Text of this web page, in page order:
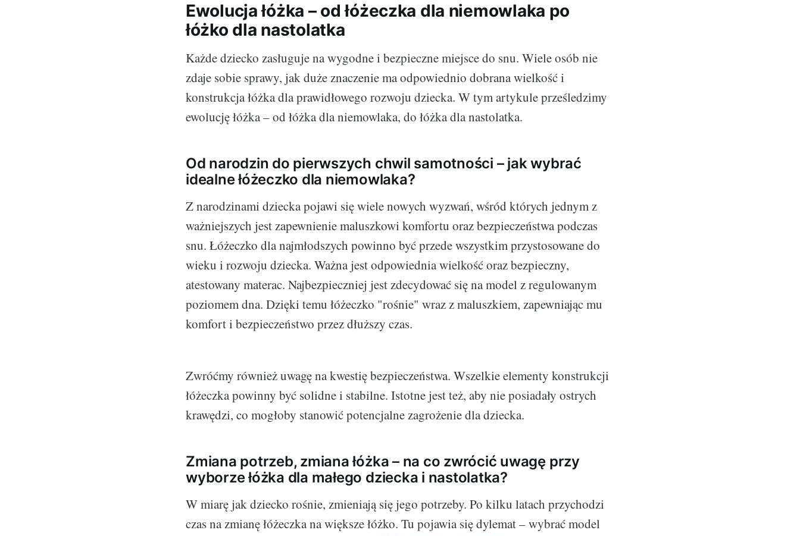
Ewolucja łóżka – od łóżeczka dla niemowlaka po
łóżko dla nastolatka
Każde dziecko zasługuje na wygodne i bezpieczne miejsce do snu. Wiele osób nie
zdaje sobie sprawy, jak duże znaczenie ma odpowiednio dobrana wielkość i
konstrukcja łóżka dla prawidłowego rozwoju dziecka. W tym artykule prześledzimy
ewolucję łóżka – od łóżka dla niemowlaka, do łóżka dla nastolatka.
Od narodzin do pierwszych chwil samotności – jak wybrać
idealne łóżeczko dla niemowlaka?
Z narodzinami dziecka pojawi się wiele nowych wyzwań, wśród których jednym z
ważniejszych jest zapewnienie maluszkowi komfortu oraz bezpieczeństwa podczas
snu. Łóżeczko dla najmłodszych powinno być przede wszystkim przystosowane do
wieku i rozwoju dziecka. Ważna jest odpowiednia wielkość oraz bezpieczny,
atestowany materac. Najbezpieczniej jest zdecydować się na model z regulowanym
poziomem dna. Dzięki temu łóżeczko "rośnie" wraz z maluszkiem, zapewniając mu
komfort i bezpieczeństwo przez dłuższy czas.
Zwróćmy również uwagę na kwestię bezpieczeństwa. Wszelkie elementy konstrukcji
łóżeczka powinny być solidne i stabilne. Istotne jest też, aby nie posiadały ostrych
krawędzi, co mogłoby stanowić potencjalne zagrożenie dla dziecka.
Zmiana potrzeb, zmiana łóżka – na co zwrócić uwagę przy
wyborze łóżka dla małego dziecka i nastolatka?
W miarę jak dziecko rośnie, zmieniają się jego potrzeby. Po kilku latach przychodzi
czas na zmianę łóżeczka na większe łóżko. Tu pojawia się dylemat – wybrać model